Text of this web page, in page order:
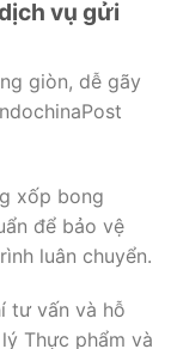
vụ gửi
giòn, dễ gãy
xốp bong
để bảo vệ
luân chuyển.
tư vấn và hỗ
Thực phẩm và